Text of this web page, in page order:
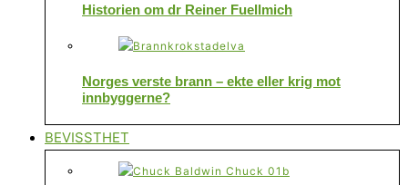
Historien om dr Reiner Fuellmich
Norges verste brann – ekte eller krig mot
innbyggerne?
BEVISSTHET